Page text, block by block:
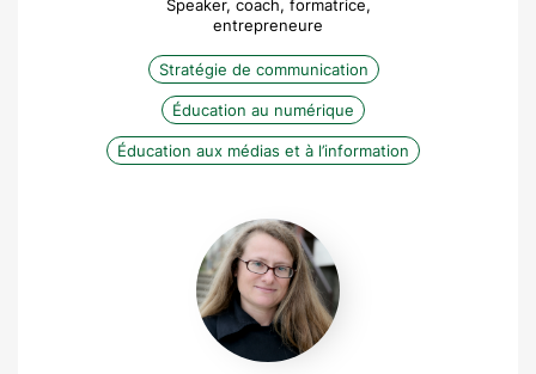
Speaker, coach, formatrice,
entrepreneure
Stratégie de communication
Éducation au numérique
Éducation aux médias et à l’information
Evelyne
Jardin